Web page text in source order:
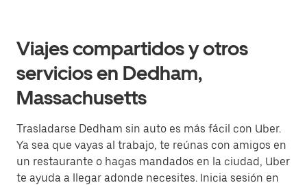
Viajes compartidos y otros
servicios en Dedham,
Massachusetts
Trasladarse Dedham sin auto es más fácil con Uber.
Ya sea que vayas al trabajo, te reúnas con amigos en
un restaurante o hagas mandados en la ciudad, Uber
te ayuda a llegar adonde necesites. Inicia sesión en